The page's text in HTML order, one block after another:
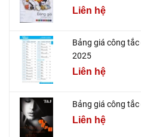
Liên hệ
Bảng giá công
2025
Liên hệ
Bảng giá công tắc
Liên hệ